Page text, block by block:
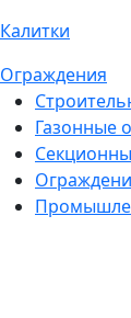
Калитки
Ограждения
Газонные